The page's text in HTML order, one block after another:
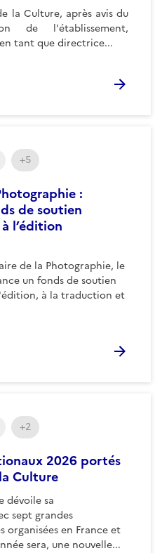
la Culture, après avis du
de l'établissement,
tant que directrice...
:
de soutien
l’édition
de la Photographie, le
un fonds de soutien
à la traduction et
+5
2026 portés
Culture
dévoile sa
sept grandes
organisées en France et
sera, une nouvelle...
+2